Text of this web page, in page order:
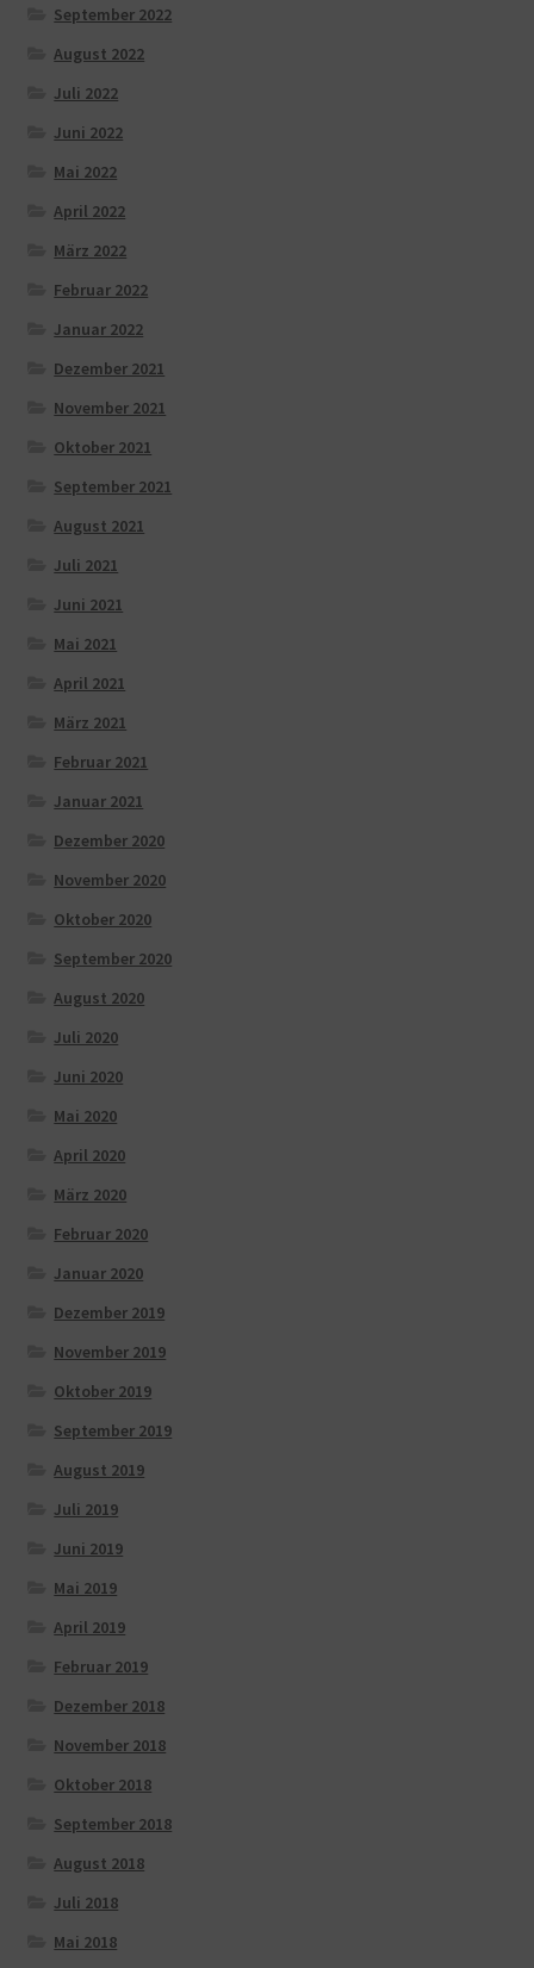
September 2022
August 2022
Juli 2022
Juni 2022
Mai 2022
April 2022
März 2022
Februar 2022
Januar 2022
Dezember 2021
November 2021
Oktober 2021
September 2021
August 2021
Juli 2021
Juni 2021
Mai 2021
April 2021
März 2021
Februar 2021
Januar 2021
Dezember 2020
November 2020
Oktober 2020
September 2020
August 2020
Juli 2020
Juni 2020
Mai 2020
April 2020
März 2020
Februar 2020
Januar 2020
Dezember 2019
November 2019
Oktober 2019
September 2019
August 2019
Juli 2019
Juni 2019
Mai 2019
April 2019
Februar 2019
Dezember 2018
November 2018
Oktober 2018
September 2018
August 2018
Juli 2018
Mai 2018